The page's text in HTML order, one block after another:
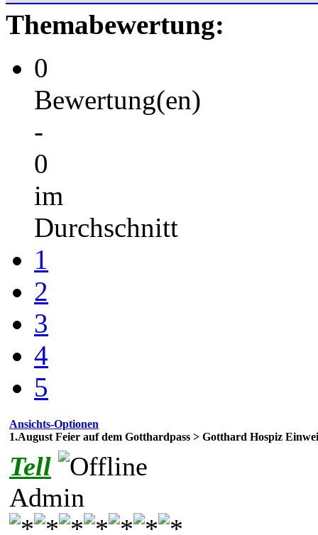
Themabewertung:
0
Bewertung(en)
-
0
im
Durchschnitt
1
2
3
4
5
Ansichts-Optionen
1.August Feier auf dem Gotthardpass > Gotthard Hospiz
Tell
Admin